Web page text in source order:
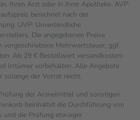
Ihren Arzt oder in Ihrer Apotheke. AVP:
berechnet nach der
UVP: Unverbindliche
Die angegebenen Preise
vorgeschriebene Mehrwertsteuer, ggf.
Ab 29 € Bestell­wert versand­kosten­
Irrtümer vorbehalten. Alle Angebote
solange der Vorrat reicht.
der Arzneimittel und sonstigen
beinhaltet die Durchführung von
und die Prüfung etwaiger